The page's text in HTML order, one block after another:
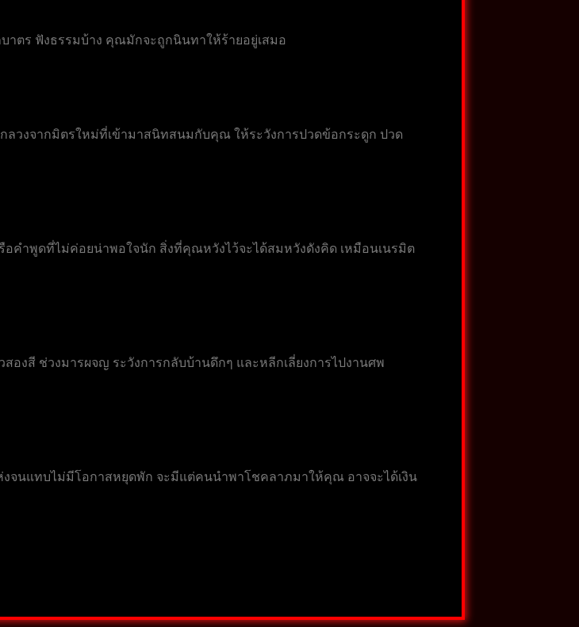
ตร ฟังธรรมบ้าง คุณมักจะถูกนินทาให้ร้ายอยู่เสมอ
ลวงจากมิตรใหม่ที่เข้ามาสนิทสนมกับคุณ ให้ระวังการปวดข้อกระดูก ปวด
คำพูดที่ไม่ค่อยน่าพอใจนัก สิ่งที่คุณหวังไว้จะได้สมหวังดังคิด เหมือนเนรมิต
งสี ช่วงมารผจญ ระวังการกลับบ้านดึกๆ และหลีกเลี่ยงการไปงานศพ
งจนแทบไม่มีโอกาสหยุดพัก จะมีแต่คนนำพาโชคลาภมาให้คุณ อาจจะได้เงิน